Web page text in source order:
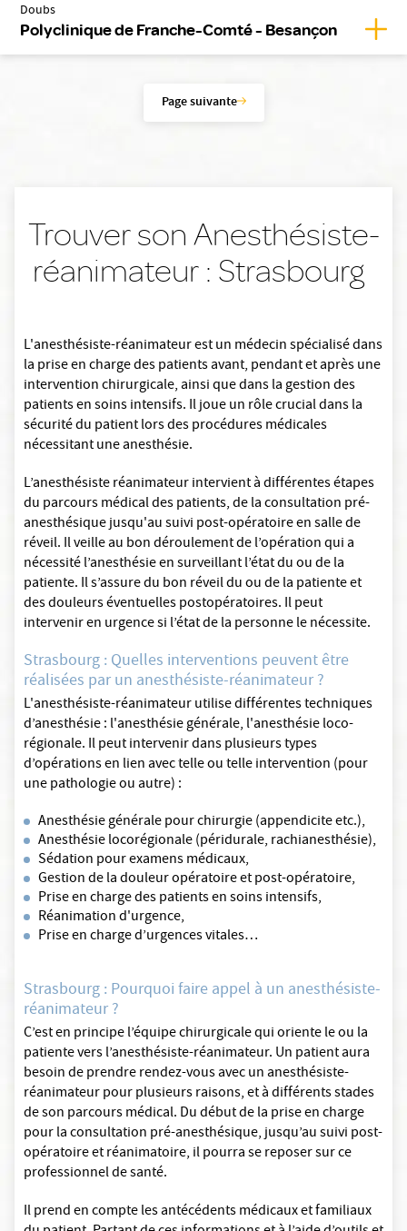
Doubs
Polyclinique de Franche-Comté - Besançon
Page suivante
Trouver son Anesthésiste-
réanimateur : Strasbourg
L'anesthésiste-réanimateur est un médecin spécialisé dans
la prise en charge des patients avant, pendant et après une
intervention chirurgicale, ainsi que dans la gestion des
patients en soins intensifs. Il joue un rôle crucial dans la
sécurité du patient lors des procédures médicales
nécessitant une anesthésie.
L’anesthésiste réanimateur intervient à différentes étapes
du parcours médical des patients, de la consultation pré-
anesthésique jusqu'au suivi post-opératoire en salle de
réveil. Il veille au bon déroulement de l’opération qui a
nécessité l’anesthésie en surveillant l’état du ou de la
patiente. Il s’assure du bon réveil du ou de la patiente et
des douleurs éventuelles postopératoires. Il peut
intervenir en urgence si l’état de la personne le nécessite.
Strasbourg : Quelles interventions peuvent être
réalisées par un anesthésiste-réanimateur ?
L'anesthésiste-réanimateur utilise différentes techniques
d’anesthésie : l'anesthésie générale, l'anesthésie loco-
régionale. Il peut intervenir dans plusieurs types
d’opérations en lien avec telle ou telle intervention (pour
une pathologie ou autre) :
Anesthésie générale pour chirurgie (appendicite etc.),
Anesthésie locorégionale (péridurale, rachianesthésie),
Sédation pour examens médicaux,
Gestion de la douleur opératoire et post-opératoire,
Prise en charge des patients en soins intensifs,
Réanimation d'urgence,
Prise en charge d’urgences vitales…
Strasbourg : Pourquoi faire appel à un anesthésiste-
réanimateur ?
C’est en principe l’équipe chirurgicale qui oriente le ou la
patiente vers l’anesthésiste-réanimateur. Un patient aura
besoin de prendre rendez-vous avec un anesthésiste-
réanimateur pour plusieurs raisons, et à différents stades
de son parcours médical. Du début de la prise en charge
pour la consultation pré-anesthésique, jusqu’au suivi post-
opératoire et réanimatoire, il pourra se reposer sur ce
professionnel de santé.
Il prend en compte les antécédents médicaux et familiaux